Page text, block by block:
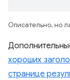
Описательно, но
хороших
странице